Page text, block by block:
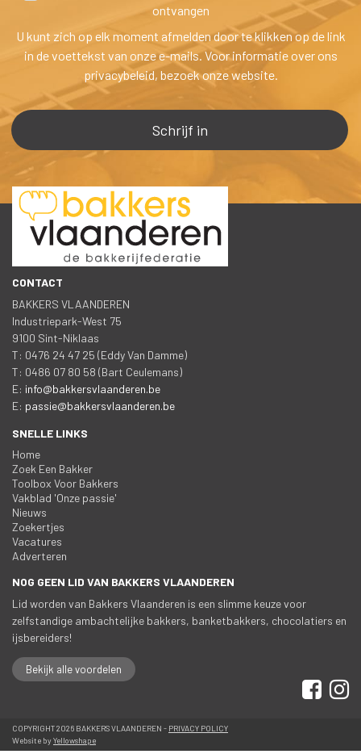
ontvangen
U kunt zich op elk moment afmelden door te klikken op de link
in de voettekst van onze e-mails. Voor informatie over ons
privacybeleid, bezoek onze website.
CONTACT
BAKKERS VLAANDEREN
Industriepark-West 75
9100 Sint-Niklaa
T: 0476 24 47 25 (Eddy Van Damme)
T: 0486 07 80 58 (Bart Ceulemans)
E: info@bakkersvlaanderen.be
E: passie@bakkersvlaanderen.be
SNELLE LINKS
Home
Zoek Een Bakker
Toolbox Voor Bakker
Vakblad 'Onze passie'
Nieuw
Zoekertje
Vacature
Adverteren
NOG GEEN LID VAN BAKKERS VLAANDEREN
Lid worden van Bakkers Vlaanderen is een slimme keuze voor
zelfstandige ambachtelijke bakkers, banketbakkers, chocolatiers en
ijsbereiders!
Bekijk alle voordelen
COPYRIGHT 2026 BAKKERS VLAANDEREN - PRIVACY POLICY
Website by Yellowshape